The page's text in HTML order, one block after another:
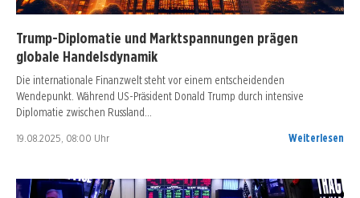
Trump-Diplomatie und Marktspannungen prägen
globale Handelsdynamik
Die internationale Finanzwelt steht vor einem entscheidenden
Wendepunkt. Während US-Präsident Donald Trump durch intensive
Diplomatie zwischen Russland…
19.08.2025, 08:00 Uhr Weiterlesen